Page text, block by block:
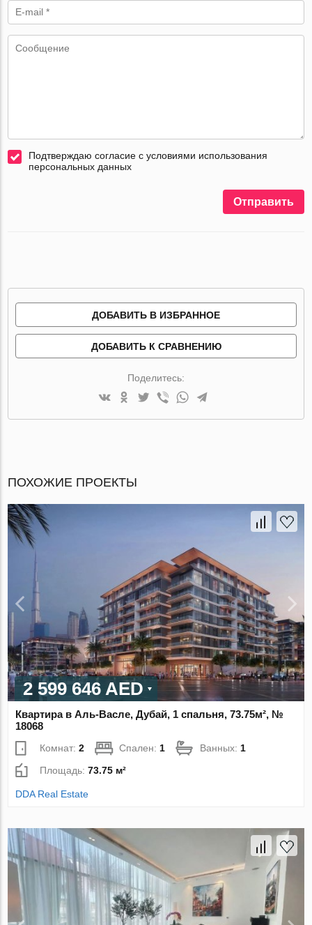
Подтверждаю согласие с условиями использования
персональных данных
Отправить
ДОБАВИТЬ В ИЗБРАННОЕ
ДОБАВИТЬ К СРАВНЕНИЮ
Поделитесь:
ПОХОЖИЕ ПРОЕКТЫ
2 599 646 AED
Квартира в Аль-Васле, Дубай, 1 спальня, 73.75м², №
18068
Комнат:2 Спален:1 Ванных:1
Площадь:73.75 м²
DDA Real Estate